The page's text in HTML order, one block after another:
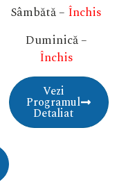
Sâmbătă – Închis
Duminică –
Închis
Vezi
Programul
Detaliat